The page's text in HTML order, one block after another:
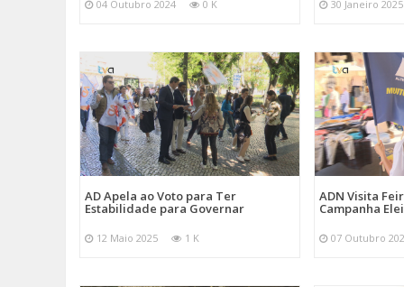
04 Outubro 2024 0 K 30 Janeiro 2025
AD Apela ao Voto para Ter
Estabilidade para Governar
12 Maio 2025 1 K
ADN Visita
Campanha
07 Outubro